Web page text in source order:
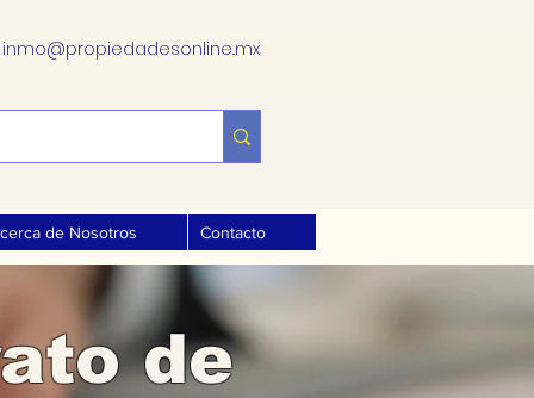
inmo@propiedadesonline..mx
de Nosotros Contacto
de